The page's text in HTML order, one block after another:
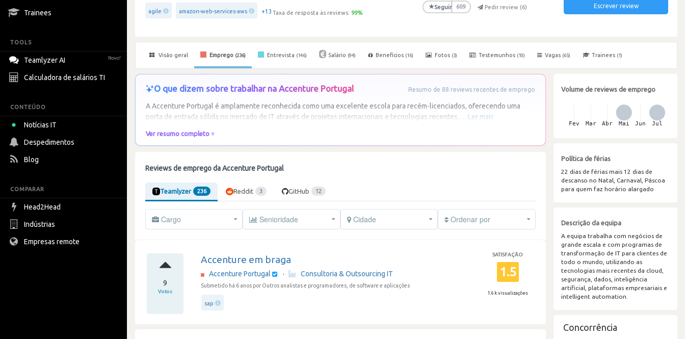
Trainees
TOOLS
Teamlyzer AI Novo!
Calculadora de salários TI
CONTEÚDO
Notícias IT
Despedimentos
Blog
COMPARAR
Head2Head
Indústrias
Empresas remote
agile amazon-web-services-aws +13 Taxa de resposta às reviews: 99%
★Seguir 609 Pedir review (6) Escrever review
Visão geral Emprego (236) Entrevista (146) Salário (94) Benefícios (16) Fotos (3) Testemunhos (10) Vagas (65) Trainees (1)
O que dizem sobre trabalhar na Accenture Portugal Resumo de 88 reviews recentes de emprego
A Accenture Portugal é amplamente reconhecida como uma excelente escola para recém-licenciados, oferecendo uma
porta de entrada sólida no mercado de IT através de projetos internacionais e tecnologias recentes.… Ler mais
Ver resumo completo
Reviews de emprego da Accenture Portugal
Teamlyzer 236 Reddit 3 GitHub 12
Cargo Senioridade Cidade Ordenar por
9
Votos
Accenture em braga
Accenture Portugal · Consultoria & Outsourcing IT
Submetido há 6 anos por Outros analistas e programadores, de software e aplicações
sap
SATISFAÇÃO
1.5
1.6 k visualizações
Volume de reviews de emprego
Política de férias
22 dias de férias mais 12 dias de
descanso no Natal, Carnaval, Páscoa
para quem faz horário alargado
Descrição da equipa
A equipa trabalha com negócios de
grande escala e com programas de
transformação de IT para clientes de
todo o mundo, utilizando as
tecnologias mais recentes da cloud,
segurança, dados, inteligência
artificial, plataformas empresariais e
intelligent automation.
Concorrência